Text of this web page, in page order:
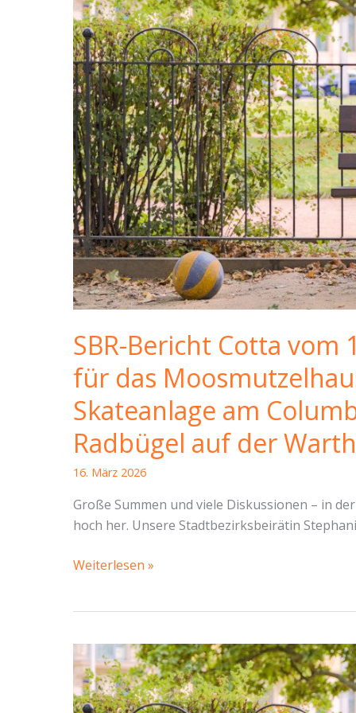
SBR-Bericht Cotta vom
für das
Skateanlage am
Radbügel auf der
16. März 2026
Große Summen und viele Diskussionen – in
hoch her. Unsere Stadtbezirksbeirätin
SBR-
11.
März
2026:
Schonfrist
Weiterlesen »